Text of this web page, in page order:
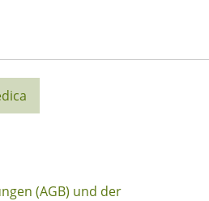
(AGB) und der